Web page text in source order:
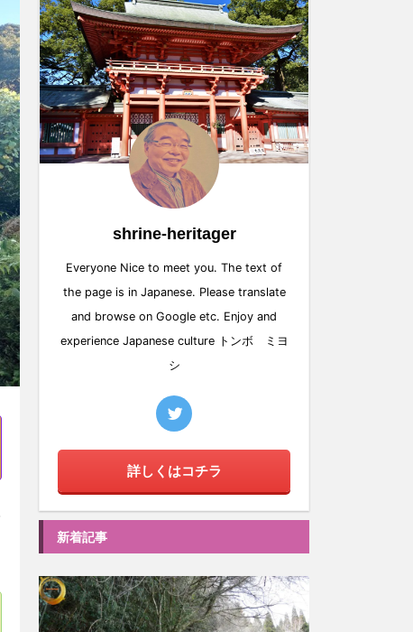
shrine-heritager
Everyone Nice to meet you. The text of
the page is in Japanese. Please translate
and browse on Google etc. Enjoy and
experience Japanese culture トンボ ミヨ
シ
詳しくはコチラ
新着記事